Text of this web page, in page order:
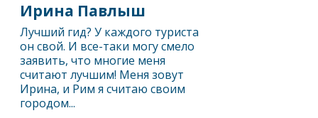
Ирина Павлыш
Лучший гид? У каждого туриста
он свой. И все-таки могу смело
заявить, что многие меня
считают лучшим! Меня зовут
Ирина, и Рим я считаю своим
городом...